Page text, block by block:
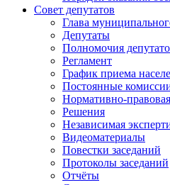
Совет депутатов
Глава
Депутаты
Полномочия
Регламент
График приема
Постоянные
Нормативно-правовая
Решения
Независимая
Видеоматериалы
Повестки заседаний
Протоколы заседаний
Отчёты